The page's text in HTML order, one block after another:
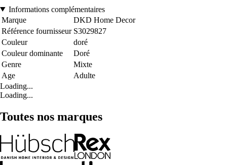
Informations complémentaires
Marque
DKD Home Decor
Référence fournisseur S3029827
Couleur
doré
Couleur dominante
Doré
Genre
Mixte
Age
Adulte
Loading...
Loading...
Toutes nos marques